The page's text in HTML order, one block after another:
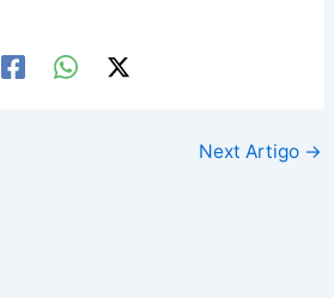
Next Artigo →